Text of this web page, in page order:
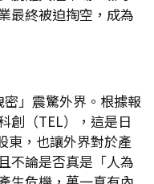
最終被迫掏空，成為
」震驚外界。根據報
創（TEL），這是日
東，也讓外界對於產
不論是否真是「人為